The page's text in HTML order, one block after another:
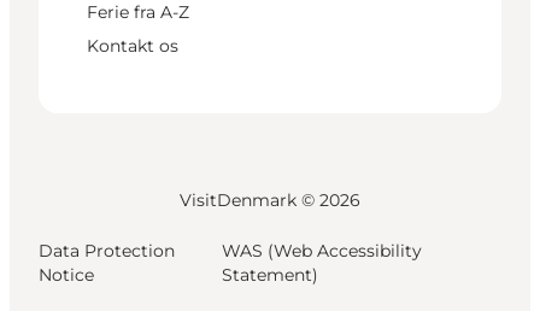
Ferie fra A-Z
Kontakt os
VisitDenmark © 2026
Data Protection
Notice
WAS (Web Accessibility
Statement)